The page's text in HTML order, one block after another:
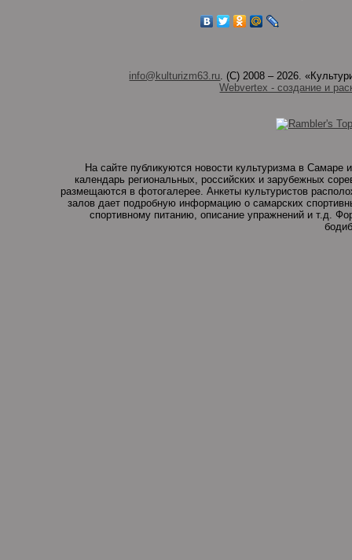
info@kulturizm63.ru. (C) 2008 – 2026.
Webvertex - создание и
На сайте публикуются новости культуризма в
календарь региональных, российских и зарубежных
размещаются в фотогалерее. Анкеты культуристов
залов дает подробную информацию о самарских
спортивному питанию, описание упражнений и т.д.